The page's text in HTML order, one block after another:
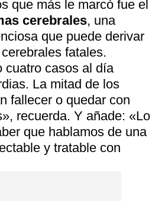
que más le marcó fue el
cerebrales, una
que puede derivar
fatales.
cuatro casos al día
La mitad de los
fallecer o quedar con
recuerda. Y añade: «Lo
que hablamos de una
y tratable con